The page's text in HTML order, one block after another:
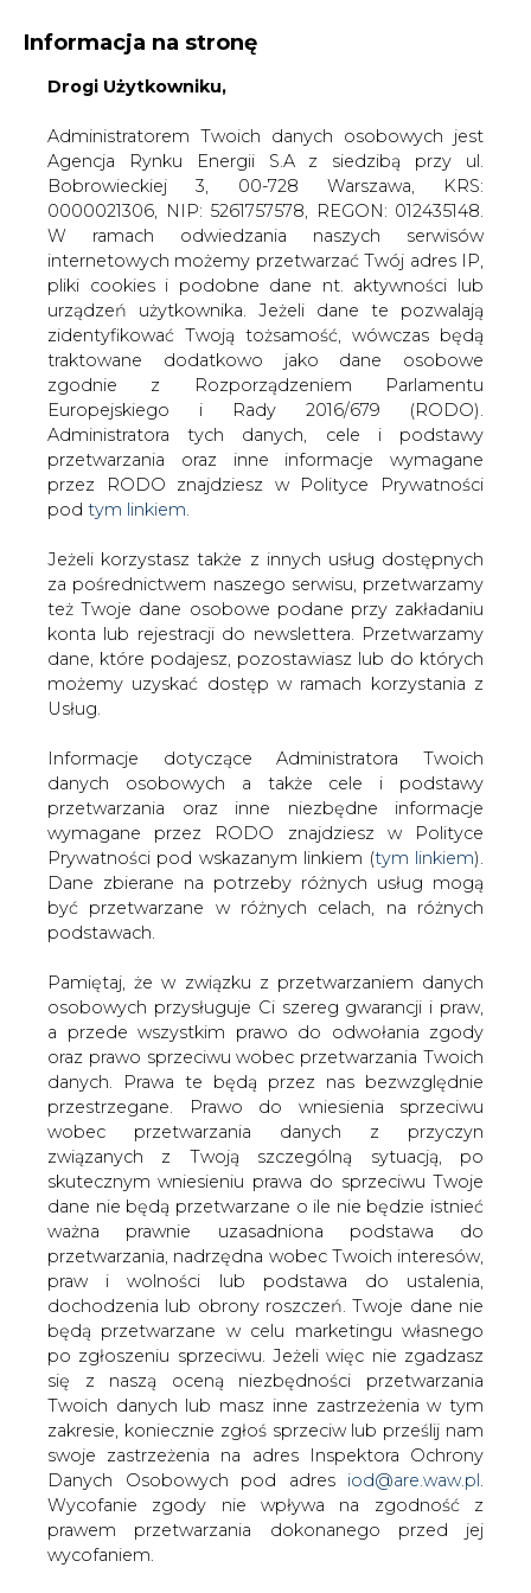
KONTAKT:
WIELKOŚĆ TEKSTU A A
ZALOGUJ SIĘ
WŁĄCZ CIRE.TV
Informacja na stronę
Drogi Użytkowniku,
Administratorem Twoich danych osobowych jest
Agencja Rynku Energii S.A z siedzibą przy ul.
Bobrowieckiej 3, 00-728 Warszawa, KRS:
0000021306, NIP: 5261757578, REGON: 012435148.
W ramach odwiedzania naszych serwisów
internetowych możemy przetwarzać Twój adres IP,
pliki cookies i podobne dane nt. aktywności lub
urządzeń użytkownika. Jeżeli dane te pozwalają
zidentyfikować Twoją tożsamość, wówczas będą
traktowane dodatkowo jako dane osobowe
zgodnie z Rozporządzeniem Parlamentu
Europejskiego i Rady 2016/679 (RODO).
Administratora tych danych, cele i podstawy
przetwarzania oraz inne informacje wymagane
przez RODO znajdziesz w Polityce Prywatności
pod tym linkiem.
Jeżeli korzystasz także z innych usług dostępnych
za pośrednictwem naszego serwisu, przetwarzamy
też Twoje dane osobowe podane przy zakładaniu
konta lub rejestracji do newslettera. Przetwarzamy
dane, które podajesz, pozostawiasz lub do których
możemy uzyskać dostęp w ramach korzystania z
Usług.
Informacje dotyczące Administratora Twoich
danych osobowych a także cele i podstawy
przetwarzania oraz inne niezbędne informacje
wymagane przez RODO znajdziesz w Polityce
Prywatności pod wskazanym linkiem (tym linkiem).
Dane zbierane na potrzeby różnych usług mogą
być przetwarzane w różnych celach, na różnych
podstawach.
Pamiętaj, że w związku z przetwarzaniem danych
osobowych przysługuje Ci szereg gwarancji i praw,
a przede wszystkim prawo do odwołania zgody
oraz prawo sprzeciwu wobec przetwarzania Twoich
danych. Prawa te będą przez nas bezwzględnie
przestrzegane. Prawo do wniesienia sprzeciwu
wobec przetwarzania danych z przyczyn
związanych z Twoją szczególną sytuacją, po
skutecznym wniesieniu prawa do sprzeciwu Twoje
dane nie będą przetwarzane o ile nie będzie istnieć
ważna prawnie uzasadniona podstawa do
przetwarzania, nadrzędna wobec Twoich interesów,
praw i wolności lub podstawa do ustalenia,
dochodzenia lub obrony roszczeń. Twoje dane nie
będą przetwarzane w celu marketingu własnego
po zgłoszeniu sprzeciwu. Jeżeli więc nie zgadzasz
się z naszą oceną niezbędności przetwarzania
Twoich danych lub masz inne zastrzeżenia w tym
zakresie, koniecznie zgłoś sprzeciw lub prześlij nam
swoje zastrzeżenia na adres Inspektora Ochrony
Danych Osobowych pod adres iod@are.waw.pl
Wycofanie zgody nie wpływa na zgodność z
prawem przetwarzania dokonanego przed jej
wycofaniem.
Strona główna / RYNEK GAZU / Czy rozwiną się nowe
technologie wytwarzania gazu
2018-10-16 00:00
skomentuj
udostępnij:
Czy rozwiną się nowe technologie
wytwarzania gazu
Konsorcjum Gas for Climate
(stowarzyszenie siedmiu europejskich
firm OSP) przedstawiło plan działania na
rzecz zwiększenia wykorzystania gazu
ekologicznego (biogazu lub innej formy
gazu ze źródeł OZE). Plany dotyczą
częściowego zastąpienia gazu
kopalnego, wodorem lub innymi
formami gazu ze źródeł ekologicznych.
Taka perspektywa może zmienić
sposób funkcjonowania operatorów